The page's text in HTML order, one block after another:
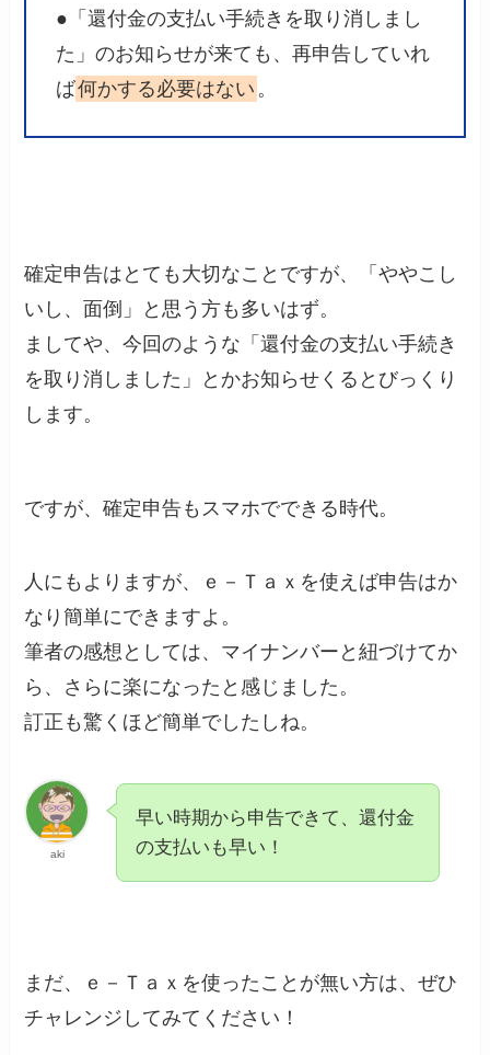
●「還付金の支払い手続きを取り消しまし
た」のお知らせが来ても、再申告していれ
ば何かする必要はない 。
確定申告はとても大切なことですが、「ややこし
いし、面倒」と思う方も多いはず。
ましてや、今回のような「還付金の支払い手続き
を取り消しました」とかお知らせくるとびっくり
します。
ですが、確定申告もスマホでできる時代。
人にもよりますが、ｅ－Ｔａｘを使えば申告はか
なり簡単にできますよ。
筆者の感想としては、マイナンバーと紐づけてか
ら、さらに楽になったと感じました。
訂正も驚くほど簡単でしたしね。
aki
早い時期から申告できて、還付金
の支払いも早い！
まだ、ｅ－Ｔａｘを使ったことが無い方は、ぜひ
チャレンジしてみてください！